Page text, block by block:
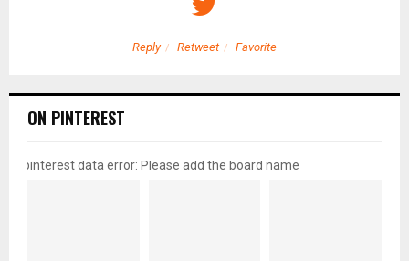
Reply Retweet Favorite
ON PINTEREST
pinterest data error: Please add the board name